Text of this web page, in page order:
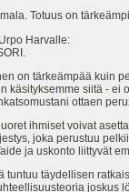
Totuus on
Harvalle:
on tärkeämpää kuin
käsityksemme siitä - ei
ottaen
ihmiset voivat
joka perustuu
ja uskonto liittyvät
tuntuu täydellisen
joskus